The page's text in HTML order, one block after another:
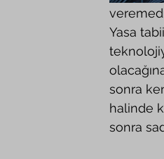
Yasa
sonra
halinde
sonra